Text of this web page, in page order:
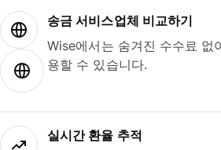
송금 서비스업체 비교하기
Wise에서는 숨겨진 수수료 없
용할 수 있습니다.
실시간 환율 추적